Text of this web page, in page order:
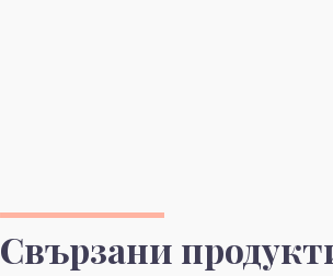
Свързани